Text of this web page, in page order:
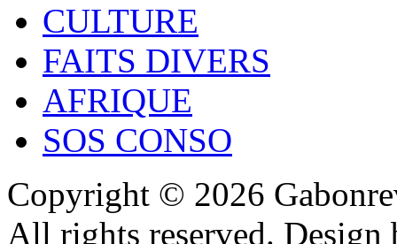
CULTURE
FAITS DIVERS
AFRIQUE
SOS CONSO
Copyright © 2026
All rights reserved.